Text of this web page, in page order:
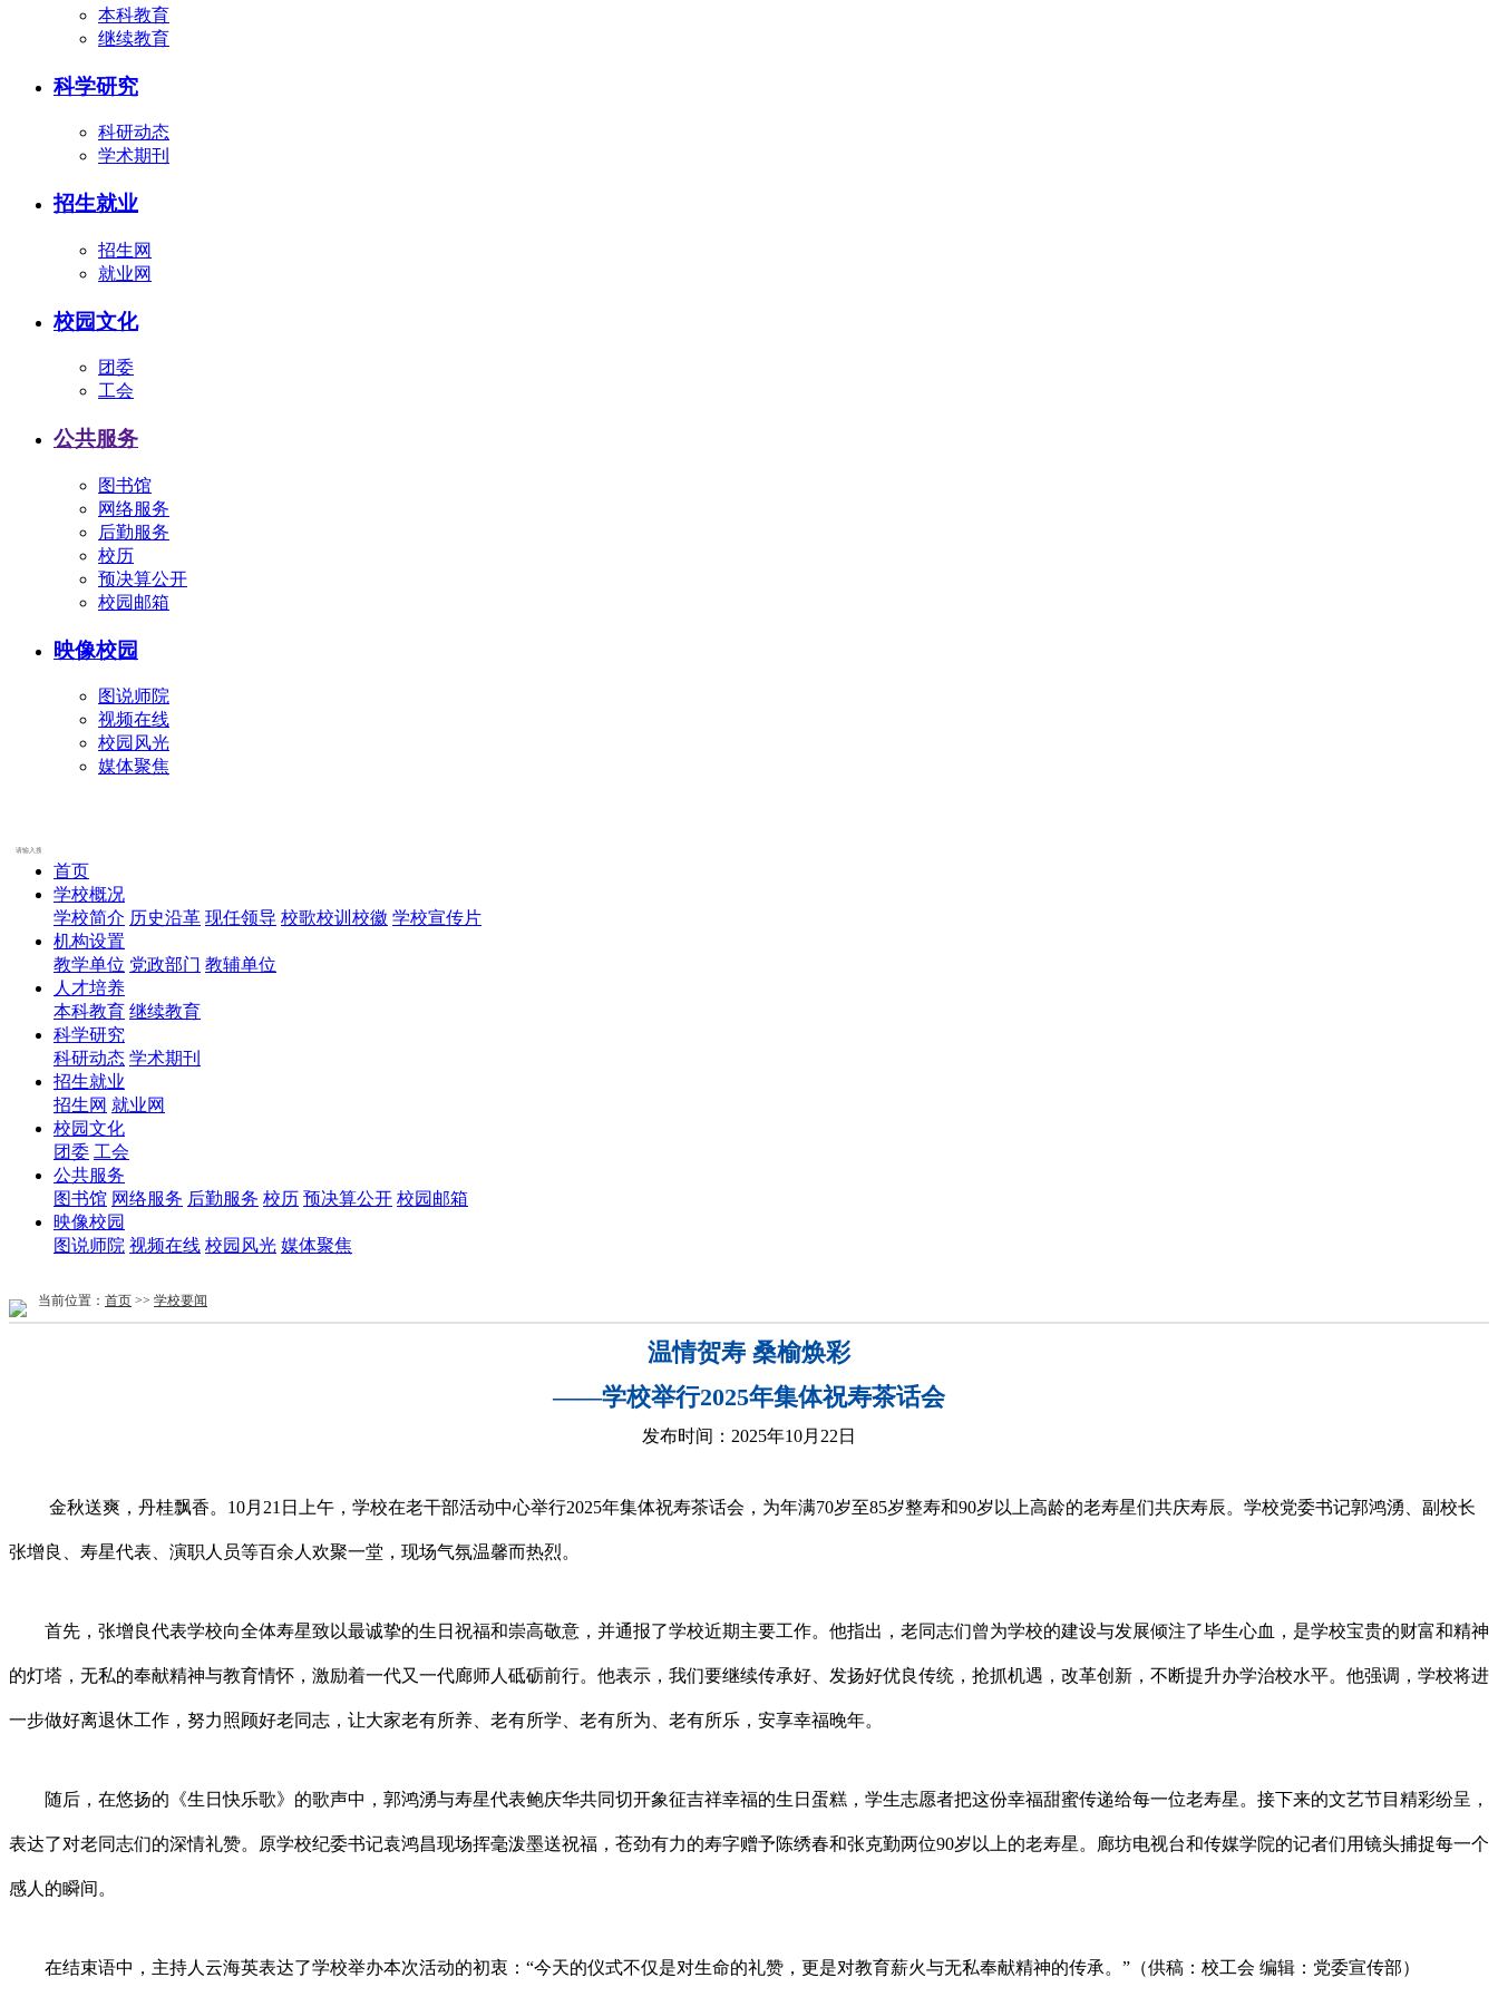
本科教育
继续教育
科学研究
科研动态
学术期刊
招生就业
招生网
就业网
校园文化
团委
工会
公共服务
图书馆
网络服务
后勤服务
校历
预决算公开
校园邮箱
映像校园
图说师院
视频在线
校园风光
媒体聚焦
首页
学校概况
学校简介 历史沿革 现任领导 校歌校训校徽 学校宣传片
机构设置
教学单位 党政部门 教辅单位
人才培养
本科教育 继续教育
科学研究
科研动态 学术期刊
招生就业
招生网 就业网
校园文化
团委 工会
公共服务
图书馆 网络服务 后勤服务 校历 预决算公开 校园邮箱
映像校园
图说师院 视频在线 校园风光 媒体聚焦
当前位置： 首页 >> 学校要闻
温情贺寿 桑榆焕彩
——学校举行2025年集体祝寿茶话会
发布时间：2025年10月22日
金秋送爽，丹桂飘香。10月21日上午，学校在老干部活动中心举行2025年集体祝寿茶话会，为年满70岁至85岁整寿和90岁以上高龄的老寿星们共庆寿辰。学校党委书记郭鸿湧、副校长
张增良、寿星代表、演职人员等百余人欢聚一堂，现场气氛温馨而热烈。
首先，张增良代表学校向全体寿星致以最诚挚的生日祝福和崇高敬意，并通报了学校近期主要工作。他指出，老同志们曾为学校的建设与发展倾注了毕生心血，是学校宝贵的财富和精神
的灯塔，无私的奉献精神与教育情怀，激励着一代又一代廊师人砥砺前行。他表示，我们要继续传承好、发扬好优良传统，抢抓机遇，改革创新，不断提升办学治校水平。他强调，学校将进
一步做好离退休工作，努力照顾好老同志，让大家老有所养、老有所学、老有所为、老有所乐，安享幸福晚年。
随后，在悠扬的《生日快乐歌》的歌声中，郭鸿湧与寿星代表鲍庆华共同切开象征吉祥幸福的生日蛋糕，学生志愿者把这份幸福甜蜜传递给每一位老寿星。接下来的文艺节目精彩纷呈，
表达了对老同志们的深情礼赞。原学校纪委书记袁鸿昌现场挥毫泼墨送祝福，苍劲有力的寿字赠予陈绣春和张克勤两位90岁以上的老寿星。廊坊电视台和传媒学院的记者们用镜头捕捉每一个
感人的瞬间。
在结束语中，主持人云海英表达了学校举办本次活动的初衷：“今天的仪式不仅是对生命的礼赞，更是对教育薪火与无私奉献精神的传承。”（供稿：校工会 编辑：党委宣传部）